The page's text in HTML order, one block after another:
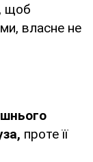
щоб
власне не
проте її